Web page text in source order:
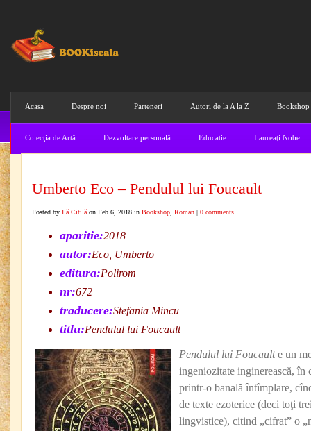
Acasa Despre noi Parteneri Autori de la A la Z Bookshop
Colecţia de Artă Dezvoltare personală Educatie Laureaţi Nobel
Umberto Eco – Pendulul lui Foucault
Posted by Ilă Citilă on Feb 6, 2018 in Bookshop Roman | 0 comments
aparitie:2018
autor:Eco, Umberto
editura:Polirom
nr:672
traducere:Stefania Mincu
titlu:Pendulul lui Foucault
Pendulul lui Foucaulte un
ingeniozitate inginerească, în
printr-o banală întîmplare,
de texte ezoterice (deci toţi
lingvistice), citind „cifrat” o